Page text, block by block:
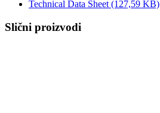
Technical Data Sheet (127,59 KB)
Slični proizvodi